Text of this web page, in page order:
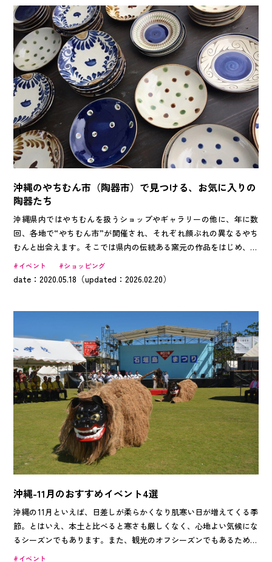
由は諸説ありますが、夏に生まれた花の芽が休眠から覚めるのに必要
な寒波が、沖縄本島北部(特に標高の高い山地)から南部へと降りてい
くためだと言われています。 今回は、そんな沖縄のとっておきの花
見スポットを紹介します！ 一足早く、春の気配を感じてみません
か？
沖縄のやちむん市（陶器市）で見つける、お気に入りの
陶器たち
沖縄県内ではやちむんを扱うショップやギャラリーの他に、年に数
回、各地で“やちむん市”が開催され、それぞれ顔ぶれの異なるやち
むんと出会えます。そこでは県内の伝統ある窯元の作品をはじめ、若
手作家の個性的な作品が一堂にあつまるとあって、活気に満ちたやち
むん市が開催されています。 その中でも特に人気の高いやちむん市
イベント ショッピング
date：2020.05.18（updated：2026.02.20）
沖縄-11月のおすすめイベント4選
沖縄の11月といえば、日差しが柔らかくなり肌寒い日が増えてくる季
節。とはいえ、本土と比べると寒さも厳しくなく、心地よい気候にな
るシーズンでもあります。また、観光のオフシーズンでもあるため、
沖縄をゆっくり巡るのにもピッタリな時期ですよ。 このページで
イベント